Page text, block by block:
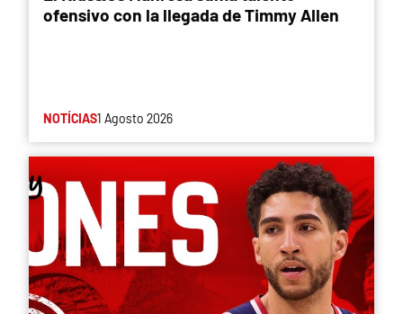
ofensivo con la llegada de Timmy Allen
NOTÍCIAS1 Agosto 2026